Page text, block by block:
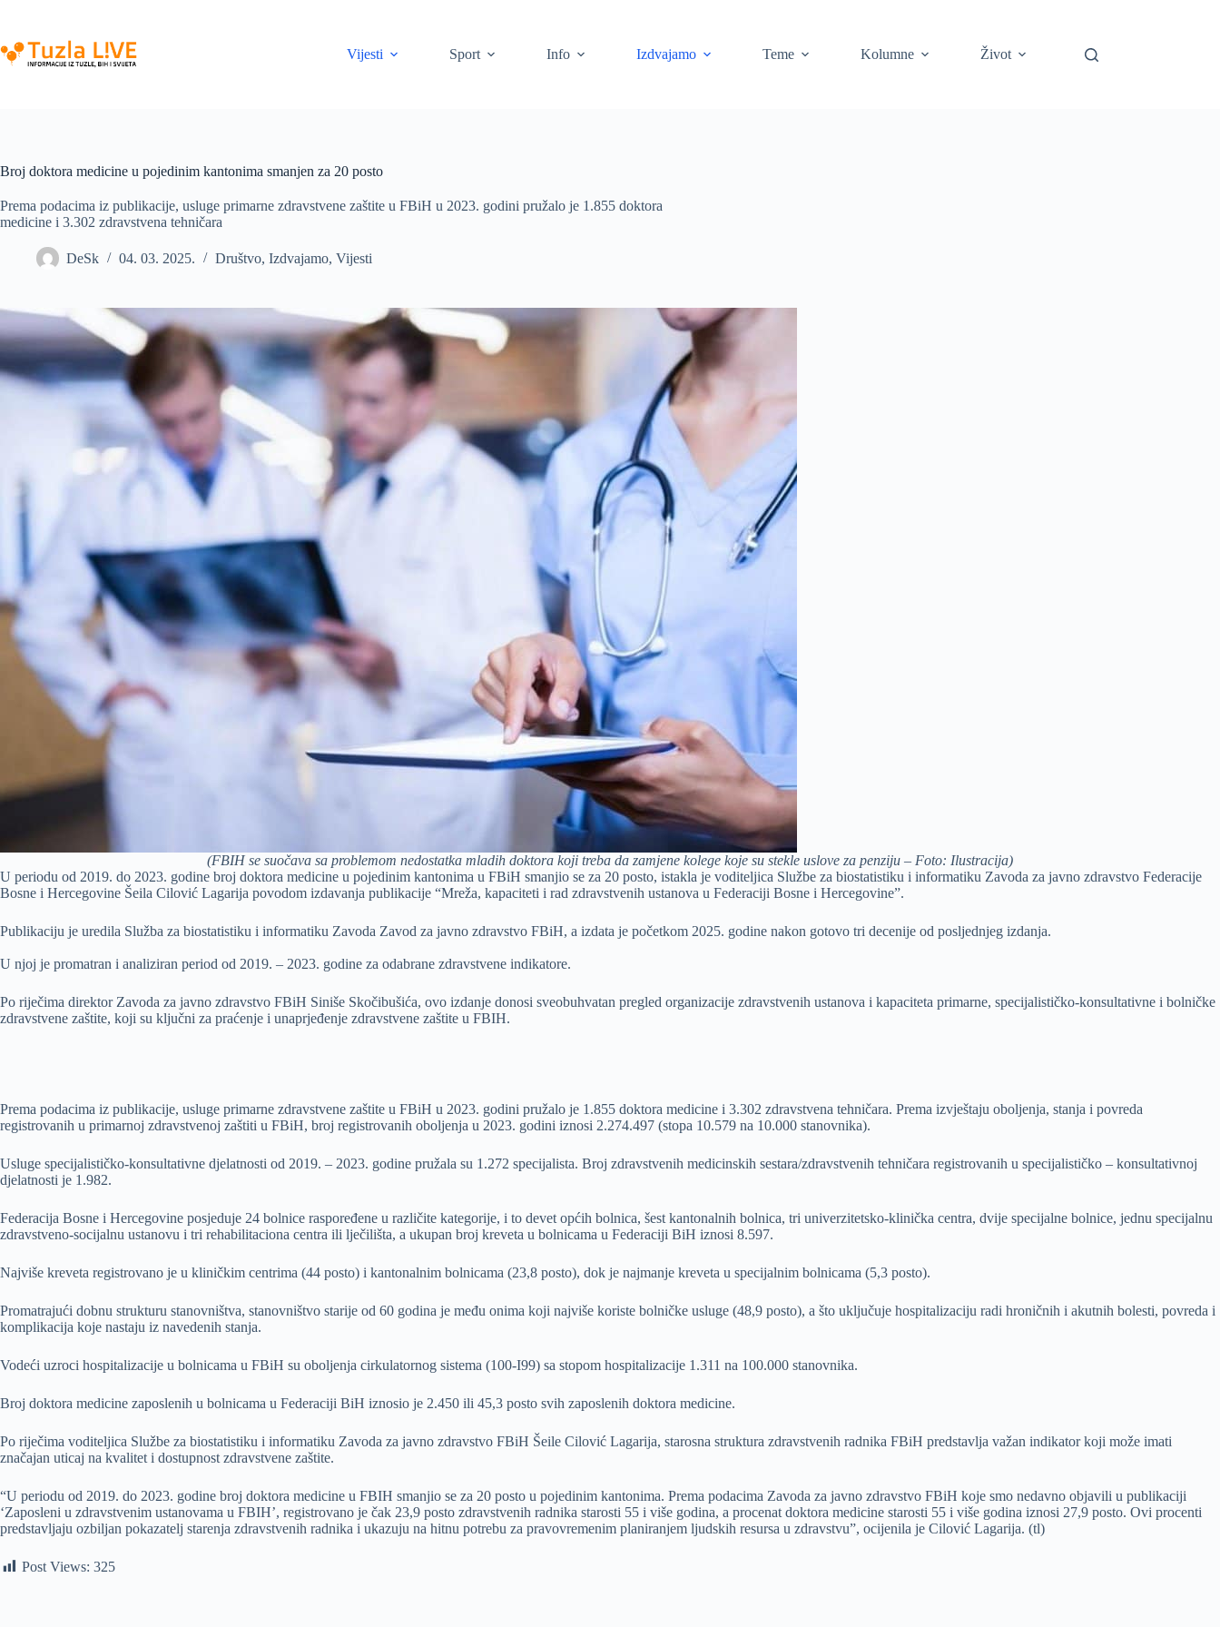
content
Vijesti
Sport Info Izdvajamo Teme Kolumne Život
Broj doktora medicine u pojedinim kantonima smanjen za 20 posto
Prema podacima iz publikacije, usluge primarne zdravstvene zaštite u FBiH u 2023. godini pružalo je 1.855 doktora
medicine i 3.302 zdravstvena tehničara
DeSk 04. 03. 2025. Društvo, Izdvajamo, Vijesti
(FBIH se suočava sa problemom nedostatka mladih doktora koji treba da zamjene kolege koje su stekle uslove za penziju – Foto: Ilustracija)
U periodu od 2019. do 2023. godine broj doktora medicine u pojedinim kantonima u FBiH smanjio se za 20 posto, istakla je voditeljica Službe za biostatistiku i informatiku Zavoda za javno zdravstvo Federacije
Bosne i Hercegovine Šeila Cilović Lagarija povodom izdavanja publikacije “Mreža, kapaciteti i rad zdravstvenih ustanova u Federaciji Bosne i Hercegovine”.
Publikaciju je uredila Služba za biostatistiku i informatiku Zavoda Zavod za javno zdravstvo FBiH, a izdata je početkom 2025. godine nakon gotovo tri decenije od posljednjeg izdanja.
U njoj je promatran i analiziran period od 2019. – 2023. godine za odabrane zdravstvene indikatore.
Po riječima direktor Zavoda za javno zdravstvo FBiH Siniše Skočibušića, ovo izdanje donosi sveobuhvatan pregled organizacije zdravstvenih ustanova i kapaciteta primarne, specijalističko-konsultativne i bolničke
zdravstvene zaštite, koji su ključni za praćenje i unaprjeđenje zdravstvene zaštite u FBIH.
Prema podacima iz publikacije, usluge primarne zdravstvene zaštite u FBiH u 2023. godini pružalo je 1.855 doktora medicine i 3.302 zdravstvena tehničara. Prema izvještaju oboljenja, stanja i povreda
registrovanih u primarnoj zdravstvenoj zaštiti u FBiH, broj registrovanih oboljenja u 2023. godini iznosi 2.274.497 (stopa 10.579 na 10.000 stanovnika).
Usluge specijalističko-konsultativne djelatnosti od 2019. – 2023. godine pružala su 1.272 specijalista. Broj zdravstvenih medicinskih sestara/zdravstvenih tehničara registrovanih u specijalističko – konsultativnoj
djelatnosti je 1.982.
Federacija Bosne i Hercegovine posjeduje 24 bolnice raspoređene u različite kategorije, i to devet općih bolnica, šest kantonalnih bolnica, tri univerzitetsko-klinička centra, dvije specijalne bolnice, jednu specijalnu
zdravstveno-socijalnu ustanovu i tri rehabilitaciona centra ili lječilišta, a ukupan broj kreveta u bolnicama u Federaciji BiH iznosi 8.597.
Najviše kreveta registrovano je u kliničkim centrima (44 posto) i kantonalnim bolnicama (23,8 posto), dok je najmanje kreveta u specijalnim bolnicama (5,3 posto).
Promatrajući dobnu strukturu stanovništva, stanovništvo starije od 60 godina je među onima koji najviše koriste bolničke usluge (48,9 posto), a što uključuje hospitalizaciju radi hroničnih i akutnih bolesti, povreda i
komplikacija koje nastaju iz navedenih stanja.
Vodeći uzroci hospitalizacije u bolnicama u FBiH su oboljenja cirkulatornog sistema (100-I99) sa stopom hospitalizacije 1.311 na 100.000 stanovnika.
Broj doktora medicine zaposlenih u bolnicama u Federaciji BiH iznosio je 2.450 ili 45,3 posto svih zaposlenih doktora medicine.
Po riječima voditeljica Službe za biostatistiku i informatiku Zavoda za javno zdravstvo FBiH Šeile Cilović Lagarija, starosna struktura zdravstvenih radnika FBiH predstavlja važan indikator koji može imati
značajan uticaj na kvalitet i dostupnost zdravstvene zaštite.
“U periodu od 2019. do 2023. godine broj doktora medicine u FBIH smanjio se za 20 posto u pojedinim kantonima. Prema podacima Zavoda za javno zdravstvo FBiH koje smo nedavno objavili u publikaciji
‘Zaposleni u zdravstvenim ustanovama u FBIH’, registrovano je čak 23,9 posto zdravstvenih radnika starosti 55 i više godina, a procenat doktora medicine starosti 55 i više godina iznosi 27,9 posto. Ovi procenti
predstavljaju ozbiljan pokazatelj starenja zdravstvenih radnika i ukazuju na hitnu potrebu za pravovremenim planiranjem ljudskih resursa u zdravstvu”, ocijenila je Cilović Lagarija. (tl)
Post Views: 325